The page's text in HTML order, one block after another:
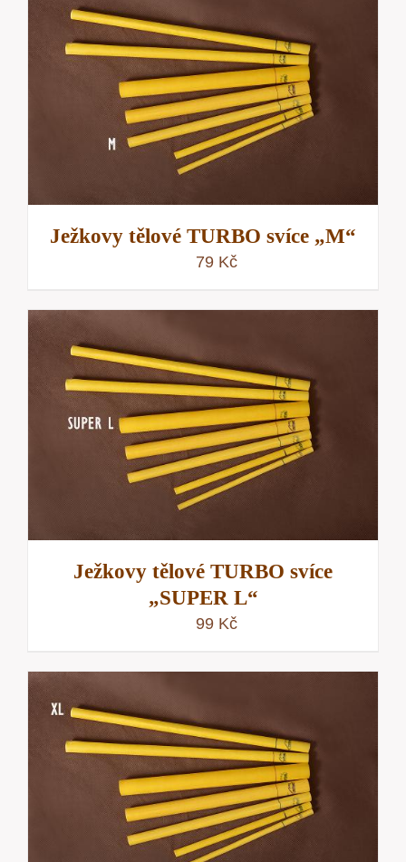
Ježkovy tělové TURBO svíce „M“
79 Kč
Ježkovy tělové TURBO svíce
„SUPER L“
99 Kč